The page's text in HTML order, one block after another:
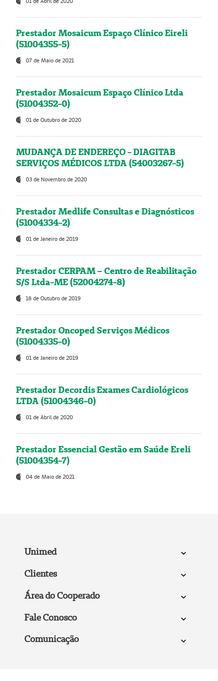
Prestador Mosaicum Espaço Clínico Eireli
(51004355-5)
07 de Maio de 2021
Prestador Mosaicum Espaço Clínico Ltda
(51004352-0)
01 de Outubro de 2020
MUDANÇA DE ENDEREÇO - DIAGITAB
SERVIÇOS MÉDICOS LTDA (54003267-5)
03 de Novembro de 2020
Prestador Medlife Consultas e Diagnósticos
(51004334-2)
01 de Janeiro de 2019
Prestador CERPAM – Centro de Reabilitação
S/S Ltda-ME (52004274-8)
18 de Outubro de 2019
Prestador Oncoped Serviços Médicos
(51004335-0)
01 de Janeiro de 2019
Prestador Decordis Exames Cardiológicos
LTDA (51004346-0)
01 de Abril de 2020
Prestador Essencial Gestão em Saúde Ereli
(51004354-7)
04 de Maio de 2021
Unimed
Clientes
Área do Cooperado
Fale Conosco
Comunicação